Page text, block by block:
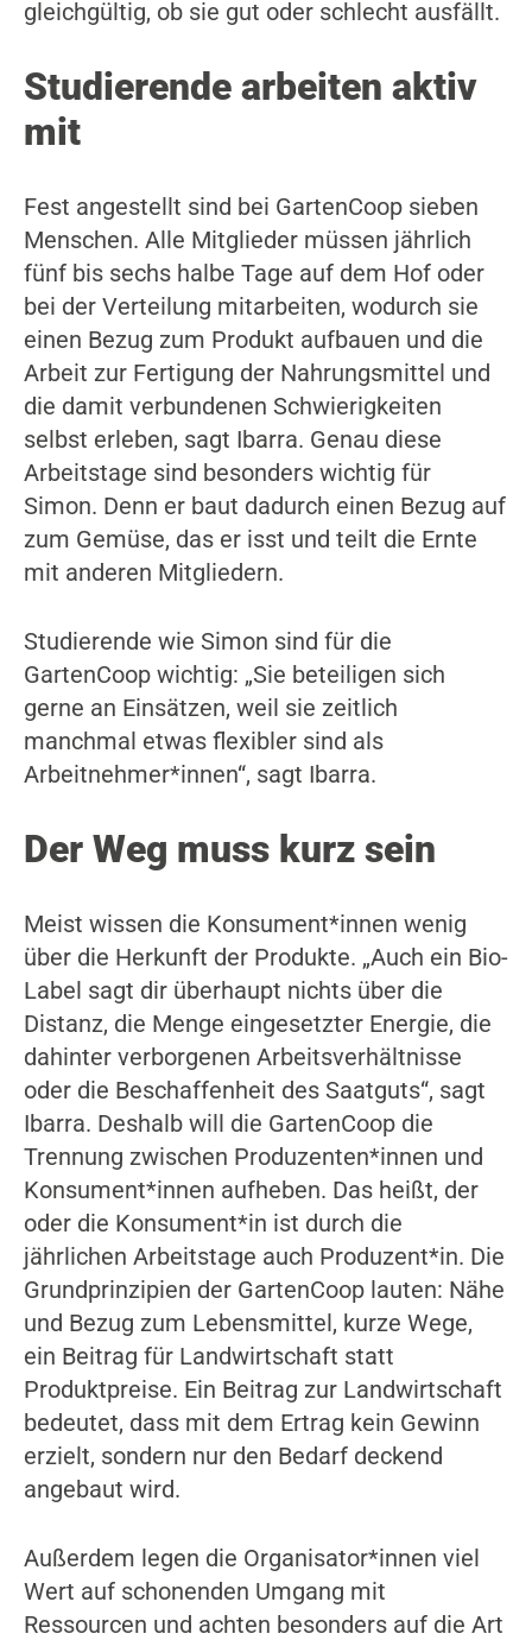
gleichgültig, ob sie gut oder schlecht ausfällt.
Studierende arbeiten aktiv
mit
Fest angestellt sind bei GartenCoop sieben
Menschen. Alle Mitglieder müssen jährlich
fünf bis sechs halbe Tage auf dem Hof oder
bei der Verteilung mitarbeiten, wodurch sie
einen Bezug zum Produkt aufbauen und die
Arbeit zur Fertigung der Nahrungsmittel und
die damit verbundenen Schwierigkeiten
selbst erleben, sagt Ibarra. Genau diese
Arbeitstage sind besonders wichtig für
Simon. Denn er baut dadurch einen Bezug auf
zum Gemüse, das er isst und teilt die Ernte
mit anderen Mitgliedern.
Studierende wie Simon sind für die
GartenCoop wichtig: „Sie beteiligen sich
gerne an Einsätzen, weil sie zeitlich
manchmal etwas flexibler sind als
Arbeitnehmer*innen“, sagt Ibarra.
Der Weg muss kurz sein
Meist wissen die Konsument*innen wenig
über die Herkunft der Produkte. „Auch ein Bio-
Label sagt dir überhaupt nichts über die
Distanz, die Menge eingesetzter Energie, die
dahinter verborgenen Arbeitsverhältnisse
oder die Beschaffenheit des Saatguts“, sagt
Ibarra. Deshalb will die GartenCoop die
Trennung zwischen Produzenten*innen und
Konsument*innen aufheben. Das heißt, der
oder die Konsument*in ist durch die
jährlichen Arbeitstage auch Produzent*in. Die
Grundprinzipien der GartenCoop lauten: Nähe
und Bezug zum Lebensmittel, kurze Wege,
ein Beitrag für Landwirtschaft statt
Produktpreise. Ein Beitrag zur Landwirtschaft
bedeutet, dass mit dem Ertrag kein Gewinn
erzielt, sondern nur den Bedarf deckend
angebaut wird.
Außerdem legen die Organisator*innen viel
Wert auf schonenden Umgang mit
Ressourcen und achten besonders auf die Art